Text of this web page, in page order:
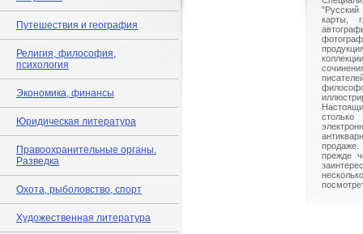
Путешествия и география
Религия, философия,
психология
Экономика, финансы
Юридическая литература
Правоохранительные органы.
Разведка
Охота, рыболовство, спорт
Художественная литература
"Русский
карты,
столько
прежде